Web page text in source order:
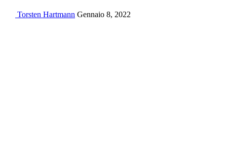
Torsten Hartmann Gennaio 8, 2022